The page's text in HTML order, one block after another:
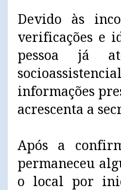
Devido às
verificações e
pessoa já
informações
acrescenta a
Após a
permaneceu
o local por